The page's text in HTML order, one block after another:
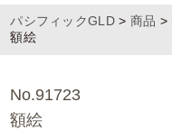
パシフィックGLD> 商品 >
額絵
No.91723
額絵